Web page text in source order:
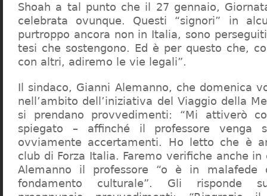
Shoah a tal punto che il 27 gennaio,
celebrata ovunque. Questi “signori” in
purtroppo ancora non in Italia, sono
tesi che sostengono. Ed è per questo che,
con altri, adiremo le vie legali”.
Il sindaco, Gianni Alemanno, che domenica
nell’ambito dell’iniziativa del Viaggio della
si prendano provvedimenti: “Mi attiverò
spiegato – affinché il professore venga
ovviamente accertamenti. Ho letto che è
club di Forza Italia. Faremo verifiche anche in
Alemanno il professore “o è in malafede
fondamento culturale”. Gli risponde